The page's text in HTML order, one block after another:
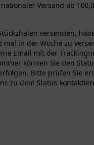
Versand ab
versenden,
mal in der Woche zu
Email mit der
können Sie den
Bitte prüfen Sie
zu dem Status